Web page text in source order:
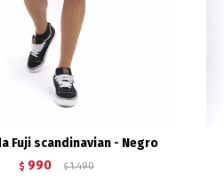
Fuji scandinavian - Negro
$ 990 $ 1.490